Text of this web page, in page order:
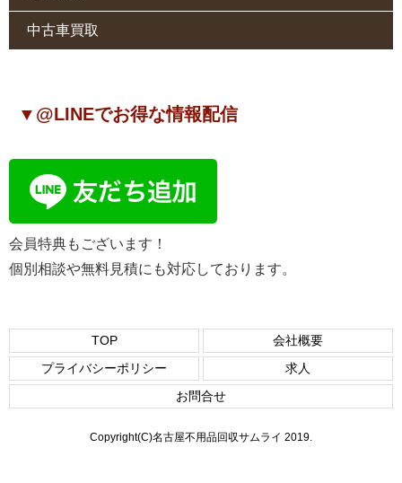
中古車買取
▼@LINEでお得な情報配信
会員特典もございます！
個別相談や無料見積にも対応しております。
TOP
会社概要
プライバシーポリシー
求人
お問合せ
Copyright(C)名古屋不用品回収サムライ 2019.